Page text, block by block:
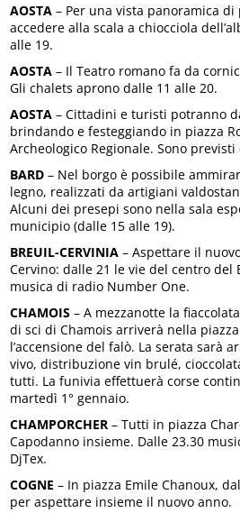
AOSTA – Per una vista panoramica di
accedere alla scala a chiocciola
alle 19.
AOSTA – Il Teatro romano fa da
Gli chalets aprono dalle 11 alle 20.
AOSTA – Cittadini e turisti potranno
brindando e festeggiando in piazza
Archeologico Regionale. Sono previsti
BARD– Nel borgo è possibile
legno, realizzati da artigiani
Alcuni dei presepi sono nella sala
municipio (dalle 15 alle 19).
BREUIL-CERVINIA – Aspettare il
Cervino: dalle 21 le vie del centro del
musica di radio Number One.
CHAMOIS – A mezzanotte la
di sci di Chamois arriverà nella
l’accensione del falò. La serata sarà
vivo, distribuzione vin brulé,
tutti. La funivia effettuerà corse
martedì 1° gennaio.
CHAMPORCHER – Tutti in piazza
Capodanno insieme. Dalle 23.30
DjTex.
COGNE – In piazza Emile Chanoux,
per aspettare insieme il nuovo anno.